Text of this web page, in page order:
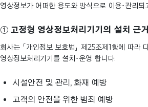
영상정보가 어떠한 용도와 방식으로 이용･관리되
① 고정형 영상정보처리기기의 설치 근
회사는 「개인정보 보호법」 제25조제1항에 따라
영상정보처리기기를 설치･운영 합니다.
시설안전 및 관리, 화재 예방
고객의 안전을 위한 범죄 예방